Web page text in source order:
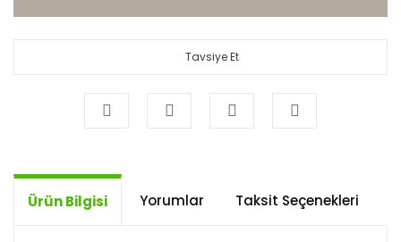
Tavsiye Et
Ürün Bilgisi Yorumlar Taksit Seçenekleri